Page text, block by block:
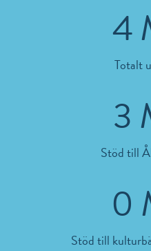
6
Totalt
5
Stöd till
1
Stöd till